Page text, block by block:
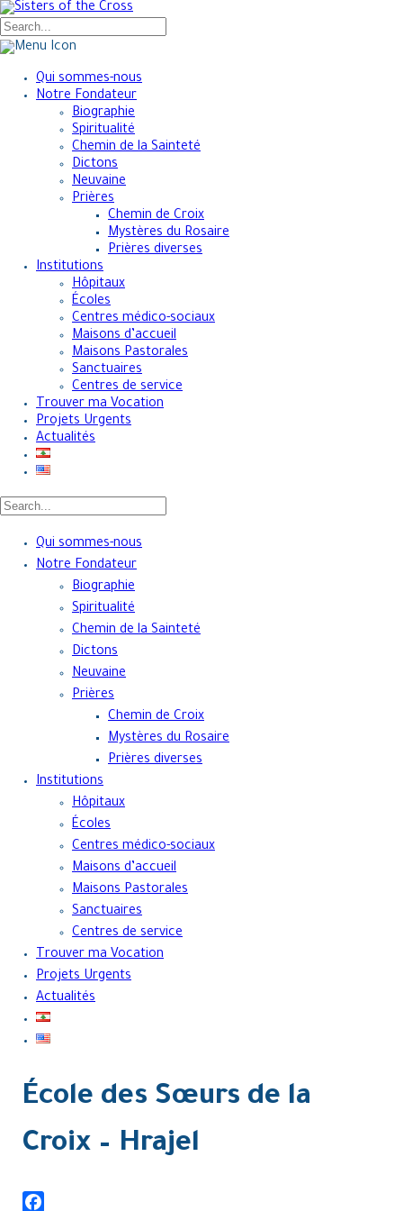
Qui sommes-nous
Notre Fondateur
Biographie
Spiritualité
Chemin de la Sainteté
Dictons
Neuvaine
Prières
Chemin de Croix
Mystères du Rosaire
Prières diverses
Institutions
Hôpitaux
Écoles
Centres médico-sociaux
Maisons d’accueil
Maisons Pastorales
Sanctuaires
Centres de service
Trouver ma Vocation
Projets Urgents
Actualités
Qui sommes-nous
Notre Fondateur
Biographie
Spiritualité
Chemin de la Sainteté
Dictons
Neuvaine
Prières
Chemin de Croix
Mystères du Rosaire
Prières diverses
Institutions
Hôpitaux
Écoles
Centres médico-sociaux
Maisons d’accueil
Maisons Pastorales
Sanctuaires
Centres de service
Trouver ma Vocation
Projets Urgents
Actualités
École des Sœurs de la
Croix – Hrajel